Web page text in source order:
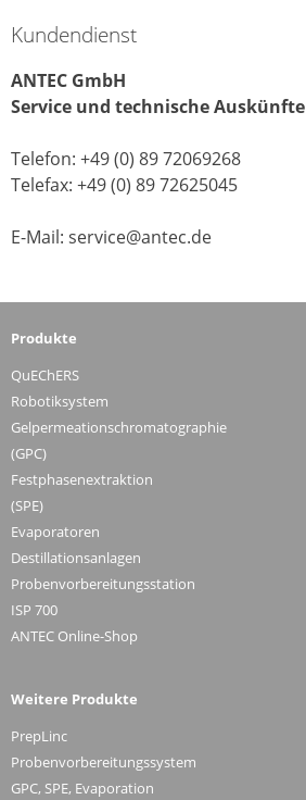
Kundendienst
ANTEC GmbH
Service und technische Auskünfte
Telefon: +49 (0) 89 72069268
Telefax: +49 (0) 89 72625045
E-Mail: service@antec.de
Produkte
QuEChERS
Robotiksystem
Gelpermeationschromatographie
(GPC)
Festphasenextraktion
(SPE)
Evaporatoren
Destillationsanlagen
Probenvorbereitungsstation
ISP 700
ANTEC Online-Shop
Weitere Produkte
PrepLinc
Probenvorbereitungssystem
GPC, SPE, Evaporation